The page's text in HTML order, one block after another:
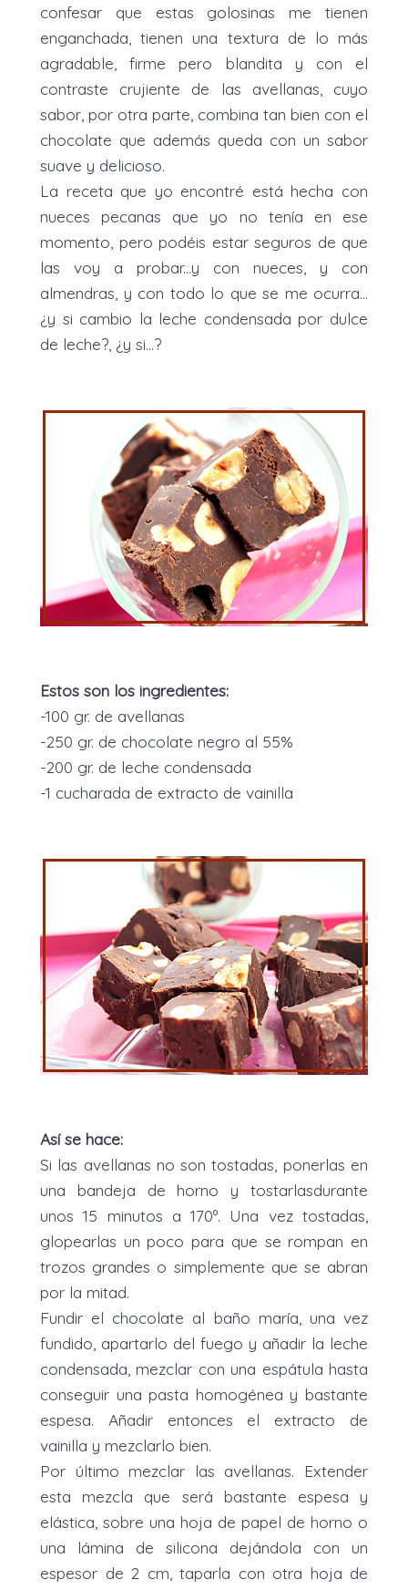
confesar que estas golosinas me tienen
enganchada, tienen una textura de lo más
agradable, firme pero blandita y con el
contraste crujiente de las avellanas, cuyo
sabor, por otra parte, combina tan bien con el
chocolate que además queda con un sabor
suave y delicioso.
La receta que yo encontré está hecha con
nueces pecanas que yo no tenía en ese
momento, pero podéis estar seguros de que
las voy a probar...y con nueces, y con
almendras, y con todo lo que se me ocurra...
¿y si cambio la leche condensada por dulce
de leche?, ¿y si...?
Estos son los ingredientes:
-100 gr. de avellanas
-250 gr. de chocolate negro al 55%
-200 gr. de leche condensada
-1 cucharada de extracto de vainilla
Así se hace:
Si las avellanas no son tostadas, ponerlas en
una bandeja de horno y tostarlasdurante
unos 15 minutos a 170º. Una vez tostadas,
glopearlas un poco para que se rompan en
trozos grandes o simplemente que se abran
por la mitad.
Fundir el chocolate al baño maría, una vez
fundido, apartarlo del fuego y añadir la leche
condensada, mezclar con una espátula hasta
conseguir una pasta homogénea y bastante
espesa. Añadir entonces el extracto de
vainilla y mezclarlo bien.
Por último mezclar las avellanas. Extender
esta mezcla que será bastante espesa y
elástica, sobre una hoja de papel de horno o
una lámina de silicona dejándola con un
espesor de 2 cm, taparla con otra hoja de